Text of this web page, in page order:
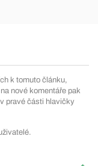
k tomuto článku,
nové komentáře pak
pravé části hlavičky